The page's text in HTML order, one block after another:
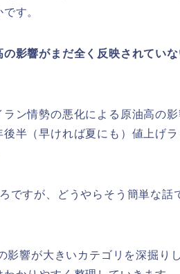
す。
影響がまだ全く反映されてい
ン情勢の悪化による原油高の
半（早ければ夏にも）値上げ
ですが、どうやらそう簡単な話
影響が大きいカテゴリを深掘り